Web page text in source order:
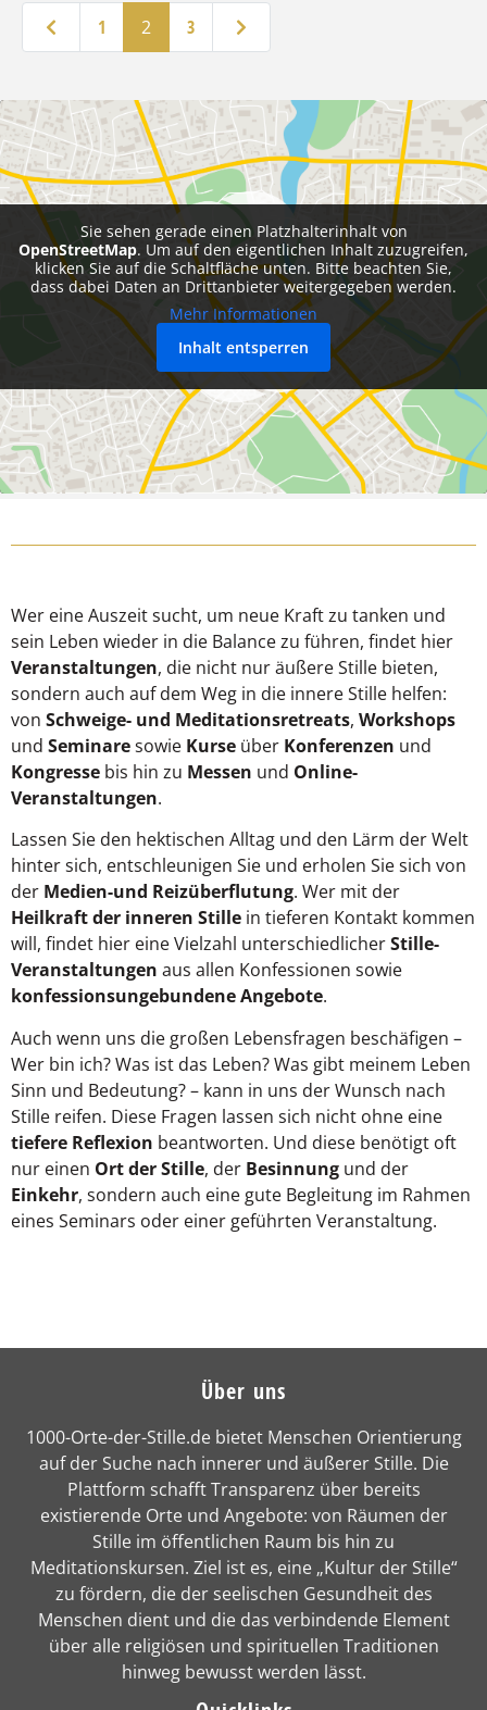
Neuere Beiträge
1 2 3 Ältere Beiträge
Sie sehen gerade einen Platzhalterinhalt von
OpenStreetMap. Um auf den eigentlichen Inhalt zuzugreifen,
klicken Sie auf die Schaltfläche unten. Bitte beachten Sie,
dass dabei Daten an Drittanbieter weitergegeben werden.
Mehr Informationen
Inhalt entsperren
Wer eine Auszeit sucht, um neue Kraft zu tanken und
sein Leben wieder in die Balance zu führen, findet hier
Veranstaltungen, die nicht nur äußere Stille bieten,
sondern auch auf dem Weg in die innere Stille helfen:
von Schweige- und Meditationsretreats, Workshops
und Seminaresowie Kurse über Konferenzen und
Kongresse bis hin zu Messen und Online-
Veranstaltungen.
Lassen Sie den hektischen Alltag und den Lärm der Welt
hinter sich, entschleunigen Sie und erholen Sie sich von
der Medien-und Reizüberflutung. Wer mit der
Heilkraft der inneren Stille in tieferen Kontakt kommen
will, findet hier eine Vielzahl unterschiedlicherStille-
Veranstaltungen aus allen Konfessionen sowie
konfessionsungebundene Angebote.
Auch wenn uns die großen Lebensfragen beschäfigen –
Wer bin ich? Was ist das Leben? Was gibt meinem Leben
Sinn und Bedeutung? – kann in uns der Wunsch nach
Stille reifen. Diese Fragen lassen sich nicht ohne eine
tiefere Reflexion beantworten. Und diese benötigt oft
nur einen Ort der Stille, der Besinnung und der
Einkehr, sondern auch eine gute Begleitung im Rahmen
eines Seminars oder einer geführten Veranstaltung.
Über uns
1000-Orte-der-Stille.de bietet Menschen Orientierung
auf der Suche nach innerer und äußerer Stille. Die
Plattform schafft Transparenz über bereits
existierende Orte und Angebote: von Räumen der
Stille im öffentlichen Raum bis hin zu
Meditationskursen. Ziel ist es, eine „Kultur der Stille“
zu fördern, die der seelischen Gesundheit des
Menschen dient und die das verbindende Element
über alle religiösen und spirituellen Traditionen
hinweg bewusst werden lässt.